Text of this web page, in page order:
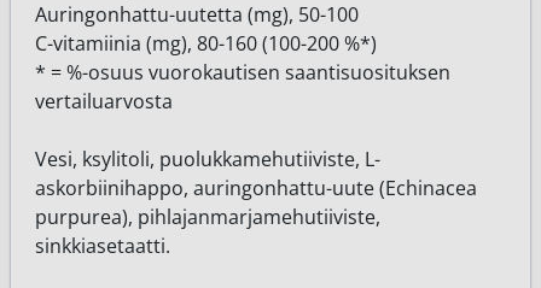
Auringonhattu-uutetta (mg), 50-100
C-vitamiinia (mg), 80-160 (100-200 %*)
* = %-osuus vuorokautisen saantisuosituksen
vertailuarvosta
Vesi, ksylitoli, puolukkamehutiiviste, L-
askorbiinihappo, auringonhattu-uute (Echinacea
purpurea), pihlajanmarjamehutiiviste,
sinkkiasetaatti.